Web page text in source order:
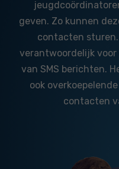
geven. Zo kunnen
contacten
verantwoordelijk
van SMS berichten.
ook
contacten